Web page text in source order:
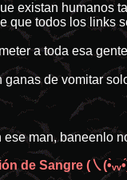
existan humanos
que todos los links
a toda esa
ganas de vomitar
ese man, baneenlo
de Sangre (㇏